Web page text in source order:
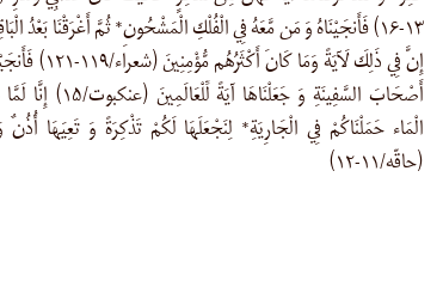
۱۳-۱۶) فَأَنجَيْنَاهُ وَ مَن مَّعَهُ فِي الْفُلْكِ الْمَشْحُونِ* ثُمَّ أَغْرَقْنَا بَعْدُ
إِنَّ فِي ذَلِكَ لَآيَةً وَمَا كَانَ أَكْثَرُهُم
أَصْحَابَ السَّفِينَةِ وَ جَعَلْنَاهَا آيَةً
الْمَاء حَمَلْنَاكُمْ فِي الْجَارِيَةِ* لِنَجْعَلَهَا لَكُمْ تَذْكِرَةً وَ تَعِيَهَا أُذُنٌ
(حاقّه/۱۱-۱۲)